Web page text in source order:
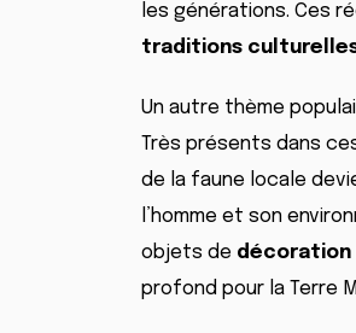
les générations. Ces
traditions
Un autre thème
Très présents dans
de la faune locale
l’homme et son
objets de décoration
profond pour la Terre